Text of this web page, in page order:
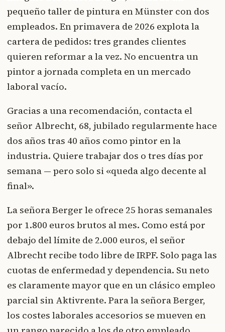
pequeño taller de pintura en Münster con dos
empleados. En primavera de 2026 explota la
cartera de pedidos: tres grandes clientes
quieren reformar a la vez. No encuentra un
pintor a jornada completa en un mercado
laboral vacío.
Gracias a una recomendación, contacta el
señor Albrecht, 68, jubilado regularmente hace
dos años tras 40 años como pintor en la
industria. Quiere trabajar dos o tres días por
semana — pero solo si «queda algo decente al
final».
La señora Berger le ofrece 25 horas semanales
por 1.800 euros brutos al mes. Como está por
debajo del límite de 2.000 euros, el señor
Albrecht recibe todo libre de IRPF. Solo paga las
cuotas de enfermedad y dependencia. Su neto
es claramente mayor que en un clásico empleo
parcial sin Aktivrente. Para la señora Berger,
los costes laborales accesorios se mueven en